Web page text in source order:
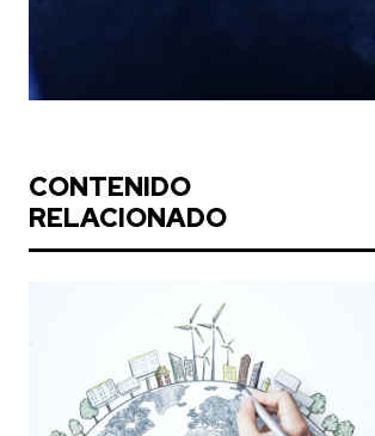
CONTENIDO
RELACIONADO